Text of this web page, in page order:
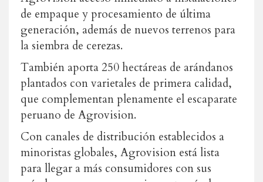
de empaque y procesamiento de última
generación, además de nuevos terrenos para
la siembra de cerezas.
También aporta 250 hectáreas de arándanos
plantados con varietales de primera calidad,
que complementan plenamente el escaparate
peruano de Agrovision.
Con canales de distribución establecidos a
minoristas globales, Agrovision está lista
para llegar a más consumidores con sus